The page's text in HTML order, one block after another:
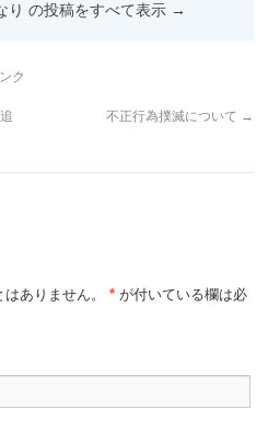
り の投稿をすべて表示 →
ク
不正行為撲滅について →
ありません。 * が付いている欄は必